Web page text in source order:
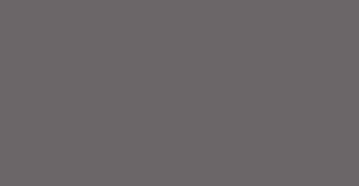
la peau en profondeur. En une